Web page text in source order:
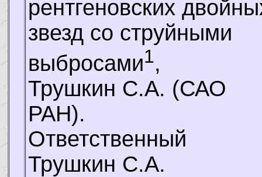
рентгеновских
звезд со струйными
выбросами1,
Трушкин С.А. (САО
РАН).
Ответственный
Трушкин С.А.